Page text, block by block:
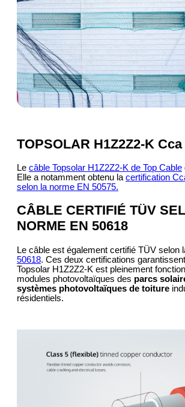
TOPSOLAR H1Z2Z2-K
Le câble Topsolar H1Z2Z2-K de Top Cable
Elle a notamment obtenu lacertification
selon la norme EN 50575.
CÂBLE CERTIFIÉ TÜV
NORME EN 50618
Le câble est également certifié TÜV selon
50618. Ces deux certifications
Topsolar H1Z2Z2-K est pleinement
modules photovoltaïques des parcs
systèmes photovoltaïques de toiture
résidentiels.